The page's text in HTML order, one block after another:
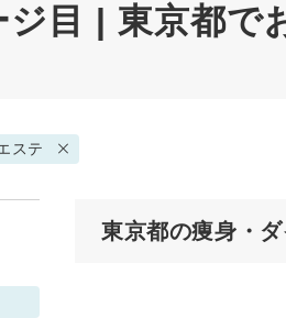
ジ目 | 東京都で
ステ
東京都の痩身・